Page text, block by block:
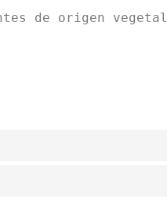
de origen vegetal